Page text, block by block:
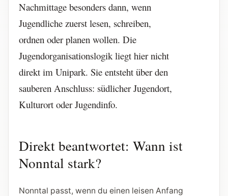
Nachmittage besonders dann, wenn
Jugendliche zuerst lesen, schreiben,
ordnen oder planen wollen. Die
Jugendorganisationslogik liegt hier nicht
direkt im Unipark. Sie entsteht über den
sauberen Anschluss: südlicher Jugendort,
Kulturort oder Jugendinfo.
Direkt beantwortet: Wann ist
Nonntal stark?
Nonntal passt, wenn du einen leisen Anfang